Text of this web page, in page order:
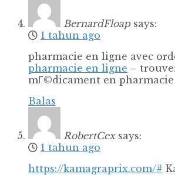
BernardFloap says:
1 tahun ago
pharmacie en ligne avec
pharmacie en ligne –
mГ©dicament en
Balas
RobertCex says:
1 tahun ago
https://kamagraprix.com/#